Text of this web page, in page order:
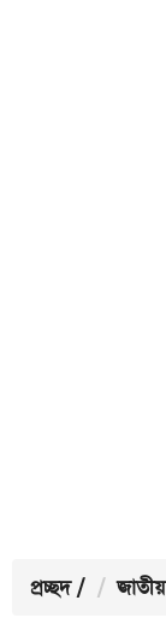
প্রচ্ছদ / জাতীয়